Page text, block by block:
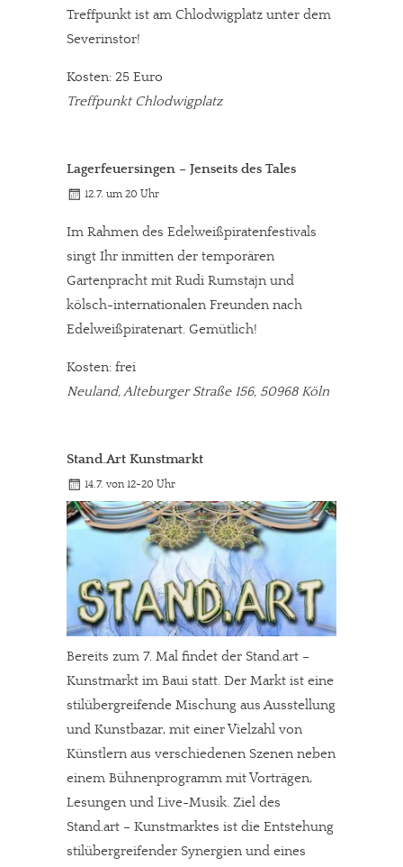
Treffpunkt ist am Chlodwigplatz unter dem
Severinstor!
Kosten: 25 Euro
Treffpunkt Chlodwigplatz
Lagerfeuersingen – Jenseits des Tales
12.7. um 20 Uhr
Im Rahmen des Edelweißpiratenfestivals
singt Ihr inmitten der temporären
Gartenpracht mit Rudi Rumstajn und
kölsch-internationalen Freunden nach
Edelweißpiratenart. Gemütlich!
Kosten: frei
Neuland, Alteburger Straße 156, 50968 Köln
Stand.Art Kunstmarkt
14.7. von 12-20 Uhr
Bereits zum 7. Mal findet der Stand.art –
Kunstmarkt im Baui statt. Der Markt ist eine
stilübergreifende Mischung aus Ausstellung
und Kunstbazar, mit einer Vielzahl von
Künstlern aus verschiedenen Szenen neben
einem Bühnenprogramm mit Vorträgen,
Lesungen und Live-Musik. Ziel des
Stand.art – Kunstmarktes ist die Entstehung
stilübergreifender Synergien und eines